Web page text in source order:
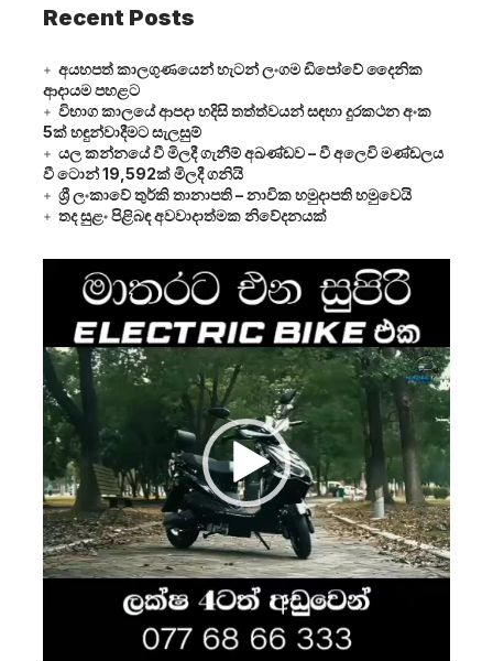
Recent Posts
අයහපත් කාලගුණයෙන් හැටන් ලංගම ඩිපෝවේ දෛනික
ආදායම පහළට
විභාග කාලයේ ආපදා හදිසි තත්ත්වයන් සඳහා දුරකථන අංක
5ක් හඳුන්වාදීමට සැලසුම්
යල කන්නයේ වී මිලදී ගැනීම් අඛණ්ඩව – වී අලෙවි මණ්ඩලය
වී ටොන් 19,592ක් මිලදී ගනියි
ශ්‍රී ලංකාවේ තුර්කි තානාපති – නාවික හමුදාපති හමුවෙයි
තද සුළං පිළිබඳ අවවාදාත්මක නිවේදනයක්
Player